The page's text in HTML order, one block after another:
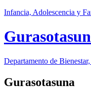
Infancia, Adolescencia y
Departamento de
Gurasotasuna